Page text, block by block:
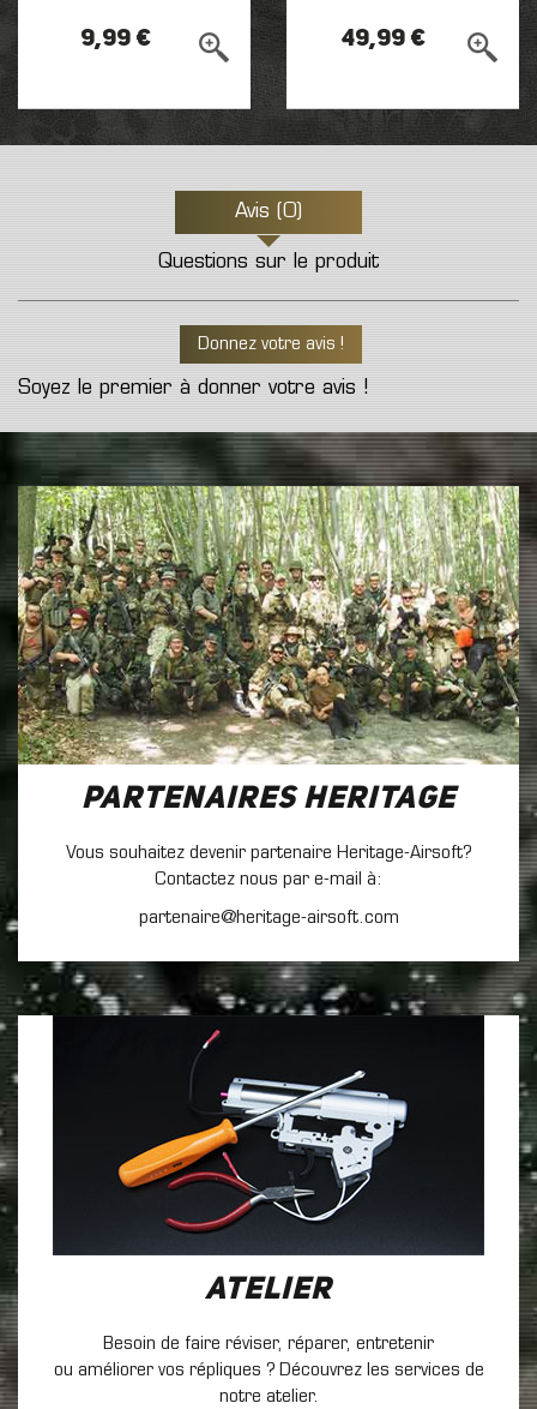
9,99 € 49,99 €
Avis (0)
Questions sur le produit
Donnez votre avis !
Soyez le premier à donner votre avis !
Partenaires Heritage
Vous souhaitez devenir partenaire Heritage-Airsoft?
Contactez nous par e-mail à:
partenaire@heritage-airsoft.com
Atelier
Besoin de faire réviser, réparer, entretenir
ou améliorer vos répliques ? Découvrez les services de
notre atelier.